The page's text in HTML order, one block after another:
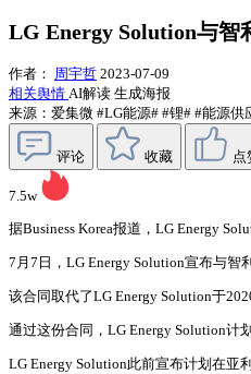
LG Energy Solution与智
作者： 周宇哲 2023-07-09
相关舆情 AI解读 生成海报
来源：爱集微 #LG能源# #锂# #能源供
评论 收藏 点
7.5w
据Business Korea报道，LG Energy
7月7日，LG Energy Solution宣布与智
该合同取代了LG Energy Solution于
通过这份合同，LG Energy Solution计
LG Energy Solution此前宣布计划在亚